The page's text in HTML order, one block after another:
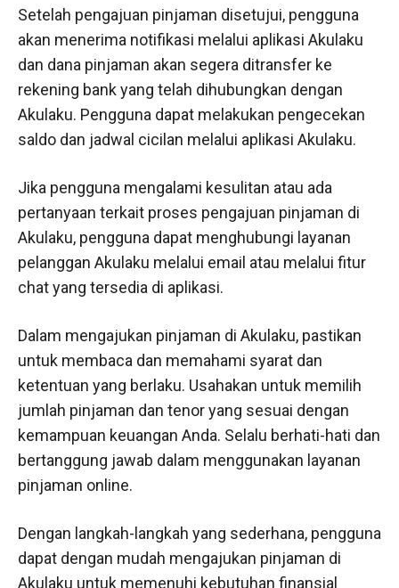
Setelah pengajuan pinjaman disetujui, pengguna
akan menerima notifikasi melalui aplikasi Akulaku
dan dana pinjaman akan segera ditransfer ke
rekening bank yang telah dihubungkan dengan
Akulaku. Pengguna dapat melakukan pengecekan
saldo dan jadwal cicilan melalui aplikasi Akulaku.
Jika pengguna mengalami kesulitan atau ada
pertanyaan terkait proses pengajuan pinjaman di
Akulaku, pengguna dapat menghubungi layanan
pelanggan Akulaku melalui email atau melalui fitur
chat yang tersedia di aplikasi.
Dalam mengajukan pinjaman di Akulaku, pastikan
untuk membaca dan memahami syarat dan
ketentuan yang berlaku. Usahakan untuk memilih
jumlah pinjaman dan tenor yang sesuai dengan
kemampuan keuangan Anda. Selalu berhati-hati dan
bertanggung jawab dalam menggunakan layanan
pinjaman online.
Dengan langkah-langkah yang sederhana, pengguna
dapat dengan mudah mengajukan pinjaman di
Akulaku untuk memenuhi kebutuhan finansial